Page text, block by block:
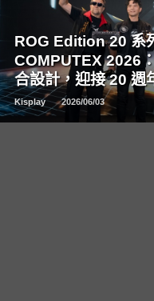
ROG Edition 20 系
COMPUTEX 2026
合設計，迎接 20 週
Kisplay 2026/06/03